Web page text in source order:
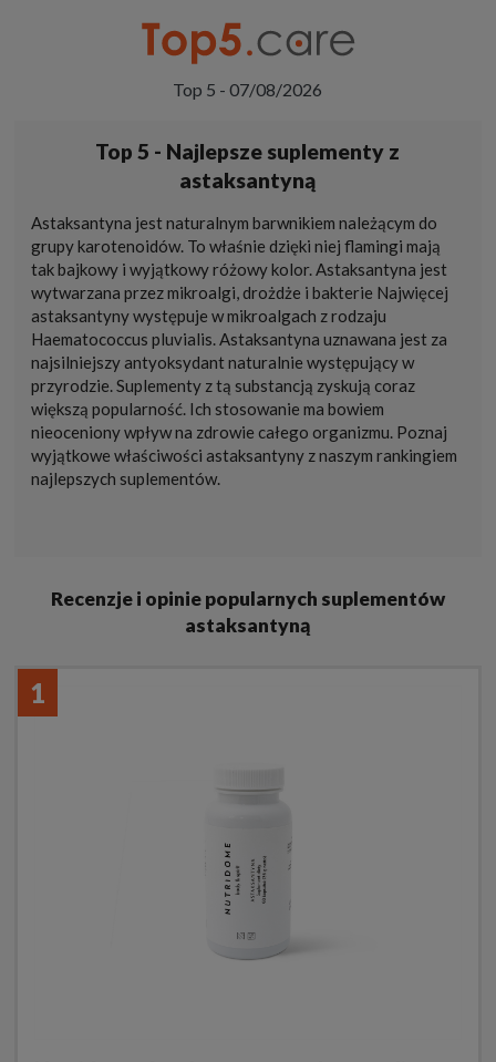
Top 5 - 07/08/2026
Top 5 - Najlepsze suplementy z
astaksantyną
Astaksantyna jest naturalnym barwnikiem należącym do
grupy karotenoidów. To właśnie dzięki niej flamingi mają
tak bajkowy i wyjątkowy różowy kolor. Astaksantyna jest
wytwarzana przez mikroalgi, drożdże i bakterie Najwięcej
astaksantyny występuje w mikroalgach z rodzaju
Haematococcus pluvialis. Astaksantyna uznawana jest za
najsilniejszy antyoksydant naturalnie występujący w
przyrodzie. Suplementy z tą substancją zyskują coraz
większą popularność. Ich stosowanie ma bowiem
nieoceniony wpływ na zdrowie całego organizmu. Poznaj
wyjątkowe właściwości astaksantyny z naszym rankingiem
najlepszych suplementów.
Recenzje i opinie popularnych suplementów
astaksantyną
1